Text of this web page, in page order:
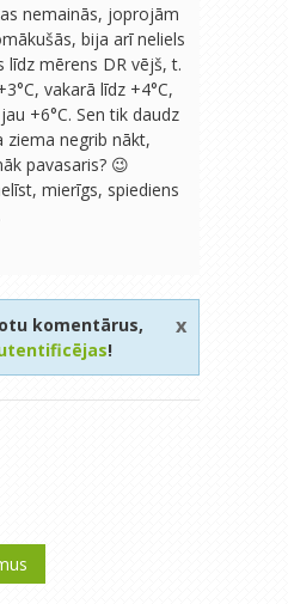
nemainās, joprojām
bija arī neliels
līdz mērens DR vējš, t.
vakarā līdz +4°C,
+6°C. Sen tik daudz
ziema negrib nākt,
pavasaris? 😉
mierīgs, spiediens
komentārus,
!
x